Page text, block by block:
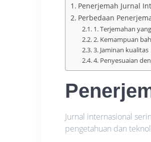
Penerjemah Jurnal
Perbedaan
1. Terjemahan
2. Kemampuan
3. Jaminan kualitas
4. Penyesuaian
Jurnal internasional
pengetahuan dan